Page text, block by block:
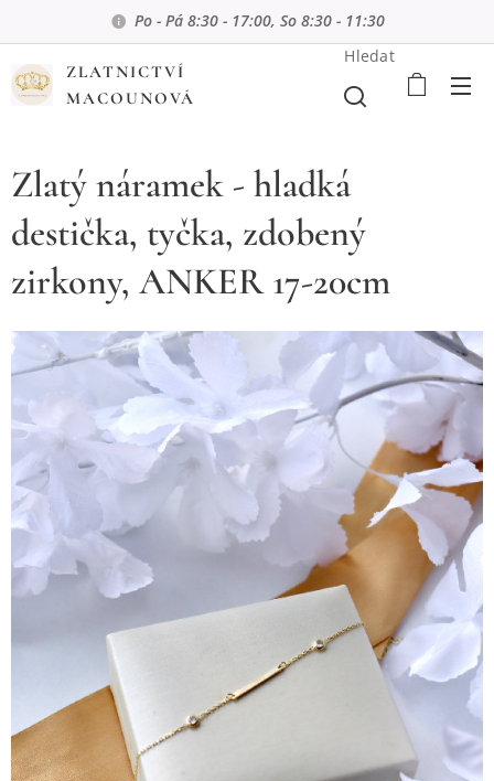
Po - Pá 8:30 - 17:00, So 8:30 - 11:30
ZLATNICTVÍ
MACOUNOVÁ
Hledat
Zlatý náramek - hladká
destička, tyčka, zdobený
zirkony, ANKER 17-20cm